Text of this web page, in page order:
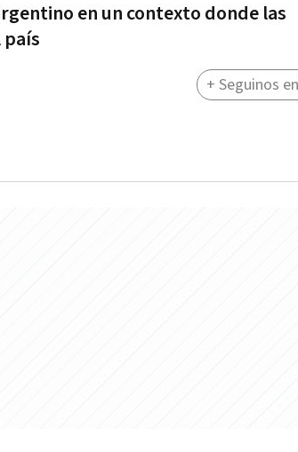
en un contexto donde las
+ Seguinos en